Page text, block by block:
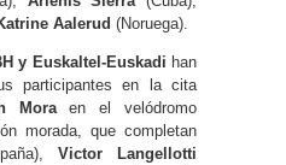
Aalerud (Noruega).
y Euskaltel-Euskadi han
participantes en la cita
Moraen el velódromo
morada, que completan
Victor Langellotti